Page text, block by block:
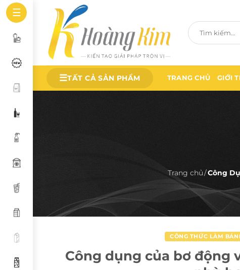
Bỏ
qua
dung
Tìm
kiếm:
☰TẤT CẢ SẢN PHẨM TRANG CHỦ GIỚI
Trang chủ/Công
CÔNG THỨC LÀM
Công dụng của bơ động
☰